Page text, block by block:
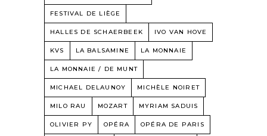
FESTIVAL DE LIÈGE
HALLES DE SCHAERBEEK IVO VAN HOVE
KVS LA BALSAMINE LA MONNAIE
LA MONNAIE / DE MUNT
MICHAEL DELAUNOY MICHÈLE NOIRET
MILO RAU MOZART MYRIAM SADUIS
OLIVIER PY OPÉRA OPÉRA DE PARIS